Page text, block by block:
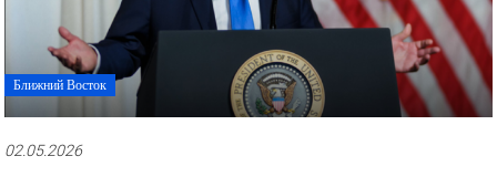
Ближний Восток
02.05.2026